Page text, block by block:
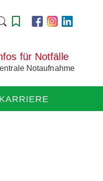
für Notfälle
Notaufnahme
KARRIERE